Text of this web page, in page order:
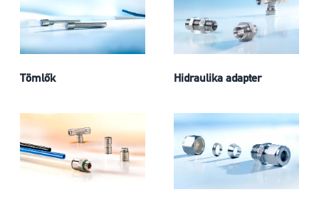
Tömlők Hidraulika adapter